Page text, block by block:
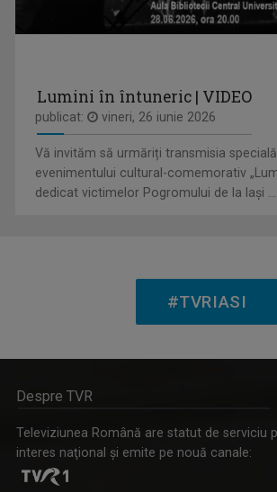
RACORD
Eseu cinematografic. Propune o viziune ...
CĂLĂTORIE CU GUST
LAURA LUCESCU
Nu împlinise 20 de ani când a început să vadă ...
Lumini în întuneric | VIDEO
publicat: vineri, 26 iunie 2026
Vă invităm să urmăriți transmisia
evenimentului cultural-comemorativ
dedicat victimelor Pogromului de la Iași ...
#TVRIASI
Despre TVR
Televiziunea Română are statut de serviciu
interes naţional şi emite pe nouă canale: